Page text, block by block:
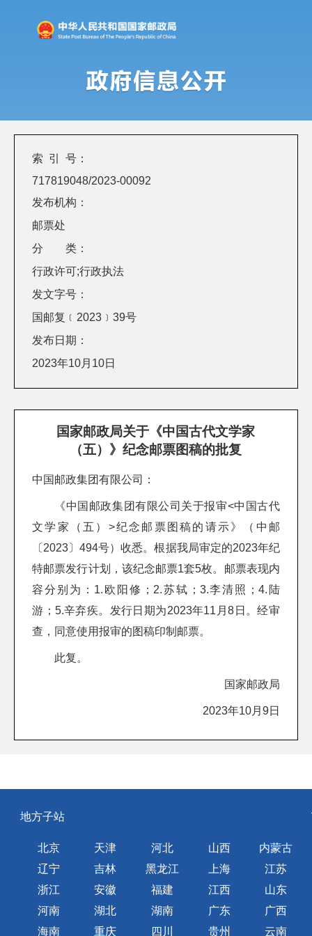
索 引 号：
717819048/2023-00092
发布机构：
邮票处
分 类：
行政许可;行政执法
发文字号：
国邮复﹝2023﹞39号
发布日期：
2023年10月10日
国家邮政局关于《中国古代文学家
（五）》纪念邮票图稿的批复
中国邮政集团有限公司：
《中国邮政集团有限公司关于报审<中国古代
文学家（五）>纪念邮票图稿的请示》（中邮
〔2023〕494号）收悉。根据我局审定的2023年纪
特邮票发行计划，该纪念邮票1套5枚。邮票表现内
容分别为：1.欧阳修；2.苏轼；3.李清照；4.陆
游；5.辛弃疾。发行日期为2023年11月8日。经审
查，同意使用报审的图稿印制邮票。
此复。
国家邮政局
2023年10月9日
地方子站
北京 天津 河北 山西
内蒙古
辽宁
吉林 黑龙江 上海
江苏
浙江
安徽 福建 江西
山东
河南
湖北 湖南 广东
广西
海南
重庆 四川 贵州 云南